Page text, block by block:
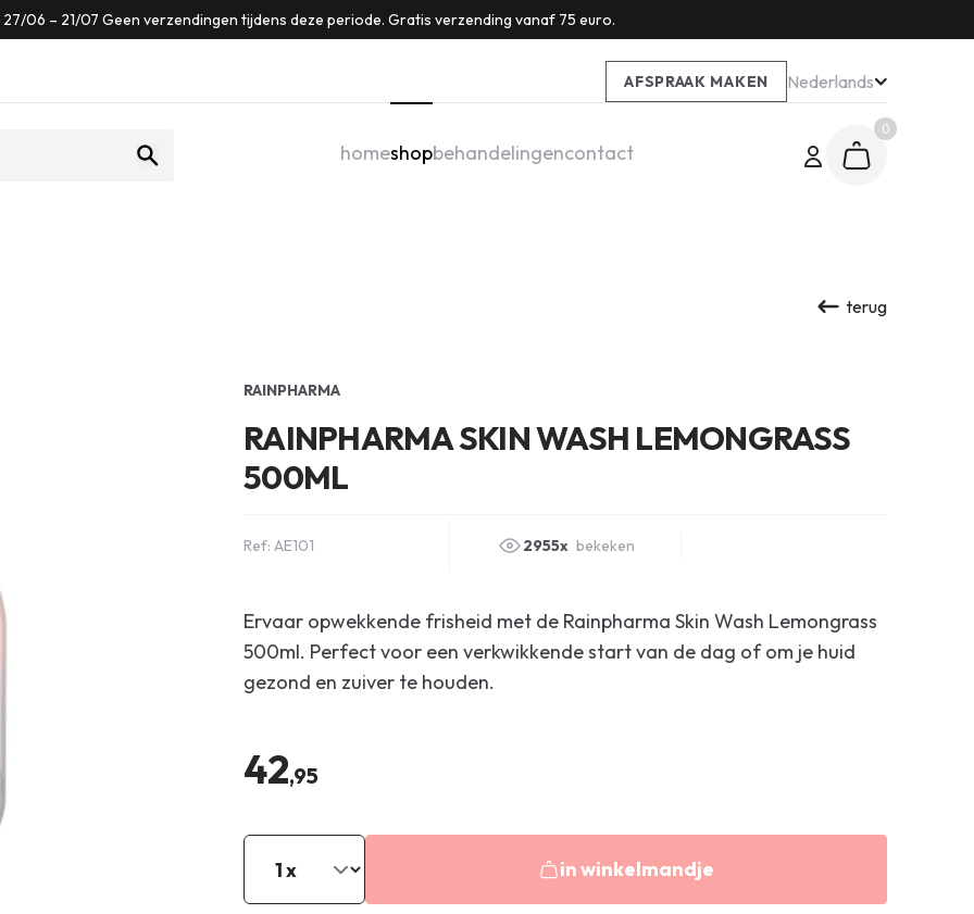
06 – 21/07 Geen verzendingen tijdens deze periode. Gratis verzending vanaf 75 euro.
AFSPRAAK MAKEN Nederlands
homeshopbehandelingencontact
0
terug
RAINPHARMA
RAINPHARMA SKIN WASH LEMONGRASS
500ML
Ref: AE101 2955x bekeken
Ervaar opwekkende frisheid met de Rainpharma Skin Wash Lemongrass
500ml. Perfect voor een verkwikkende start van de dag of om je huid
gezond en zuiver te houden.
42,95
in winkelmandje